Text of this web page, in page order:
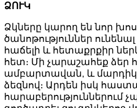
ՁՈՒԿ
Ձկները կարող են նոր
ծանոթություններ
հաճելի և հետաքրքիր
հետ։ Մի չարաշահեք ձեր
ամբարտավան, և մարդիկ
ձեզնով։ Արդեն իսկ
հարաբերություններում